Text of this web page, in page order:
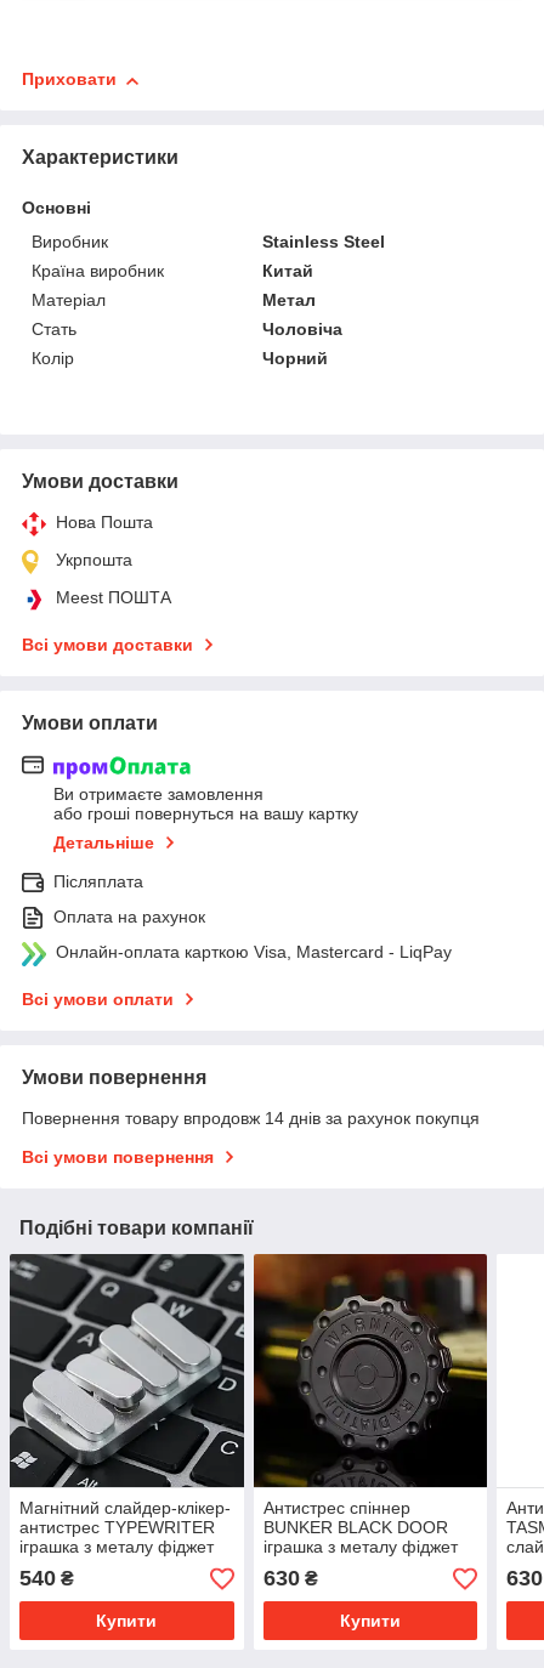
Приховати
Характеристики
Основні
Виробник
Stainless Steel
Країна виробник
Китай
Матеріал
Метал
Стать
Чоловіча
Колір
Чорний
Умови доставки
Нова Пошта
Укрпошта
Meest ПОШТА
Всі умови доставки
Умови оплати
Ви отримаєте замовлення
або гроші повернуться на вашу картку
Детальніше
Післяплата
Оплата на рахунок
Онлайн-оплата карткою Visa, Mastercard - LiqPay
Всі умови оплати
Умови повернення
Повернення товару впродовж 14 днів за рахунок покупця
Всі умови повернення
Подібні товари компанії
Магнітний слайдер-клікер-
антистрес TYPEWRITER
іграшка з металу фіджет
EDC
540 ₴
Купити
Антистрес спіннер
BUNKER BLACK DOOR
іграшка з металу фіджет
чорний EDC
630₴
Купити
630